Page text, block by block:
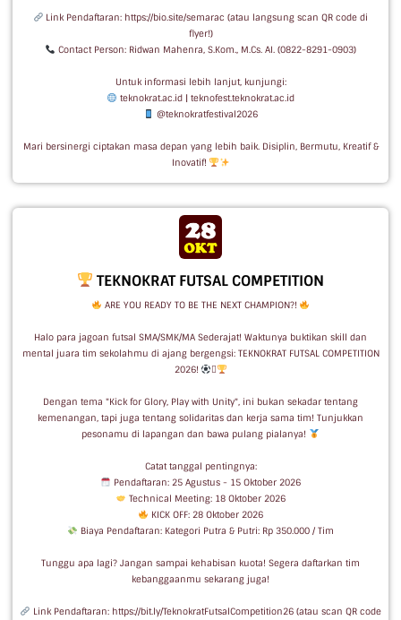
Link Pendaftaran: https://bio.site/semarac (atau langsung scan QR code di
flyer!)
Contact Person: Ridwan Mahenra, S.Kom., M.Cs. AI. (0822-8291-0903)
Untuk informasi lebih lanjut, kunjungi:
teknokrat.ac.id | teknofest.teknokrat.ac.id
@teknokratfestival2026
Mari bersinergi ciptakan masa depan yang lebih baik. Disiplin, Bermutu, Kreatif &
Inovatif!
TEKNOKRAT FUTSAL COMPETITION
ARE YOU READY TO BE THE NEXT CHAMPION?!
Halo para jagoan futsal SMA/SMK/MA Sederajat! Waktunya buktikan skill dan
mental juara tim sekolahmu di ajang bergengsi: TEKNOKRAT FUTSAL COMPETITION
2026!

Dengan tema "Kick for Glory, Play with Unity", ini bukan sekadar tentang
kemenangan, tapi juga tentang solidaritas dan kerja sama tim! Tunjukkan
pesonamu di lapangan dan bawa pulang pialanya!
Catat tanggal pentingnya:
Pendaftaran: 25 Agustus - 15 Oktober 2026
Technical Meeting: 18 Oktober 2026
KICK OFF: 28 Oktober 2026
Biaya Pendaftaran: Kategori Putra & Putri: Rp 350.000 / Tim
Tunggu apa lagi? Jangan sampai kehabisan kuota! Segera daftarkan tim
kebanggaanmu sekarang juga!
Link Pendaftaran: https://bit.ly/TeknokratFutsalCompetition26 (atau scan QR code